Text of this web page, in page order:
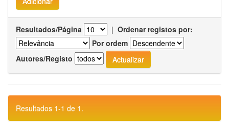
Resultados/Página | Ordenar registos por:
Por ordem
Autores/Registo
Resultados 1-1 de 1.